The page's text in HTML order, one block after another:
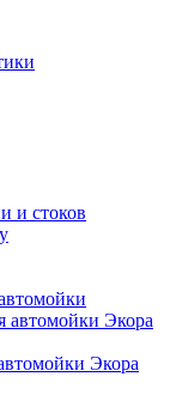
и стоков
автомойки Экора
Экора